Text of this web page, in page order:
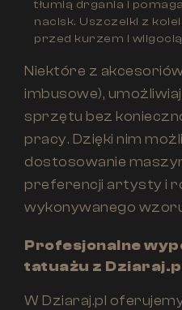
tłumią drgania i
nacisk. Uszczelki z
przed kurzem i
Niektóre z
imbusowe),
sprzętu bez
pracy. Dzięki nim
dostosowanie
preferencji artysty i
wykonywanego
Profesjonalne
tatuażu z
W Dziaraj.pl